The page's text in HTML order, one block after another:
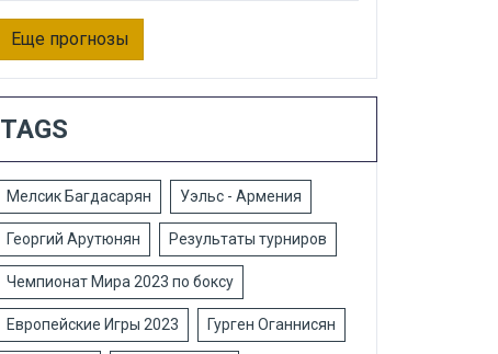
Еще прогнозы
TAGS
Мелсик Багдасарян Уэльс - Армения
Георгий Арутюнян Результаты турниров
Чемпионат Мира 2023 по боксу
Европейские Игры 2023 Гурген Оганнисян